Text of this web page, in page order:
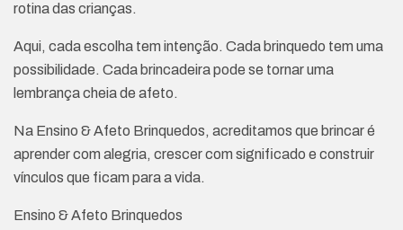
rotina das crianças.
Aqui, cada escolha tem intenção. Cada brinquedo tem uma
possibilidade. Cada brincadeira pode se tornar uma
lembrança cheia de afeto.
Na Ensino & Afeto Brinquedos, acreditamos que brincar é
aprender com alegria, crescer com significado e construir
vínculos que ficam para a vida.
Ensino & Afeto Brinquedos